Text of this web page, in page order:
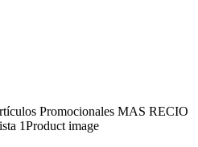
Product image